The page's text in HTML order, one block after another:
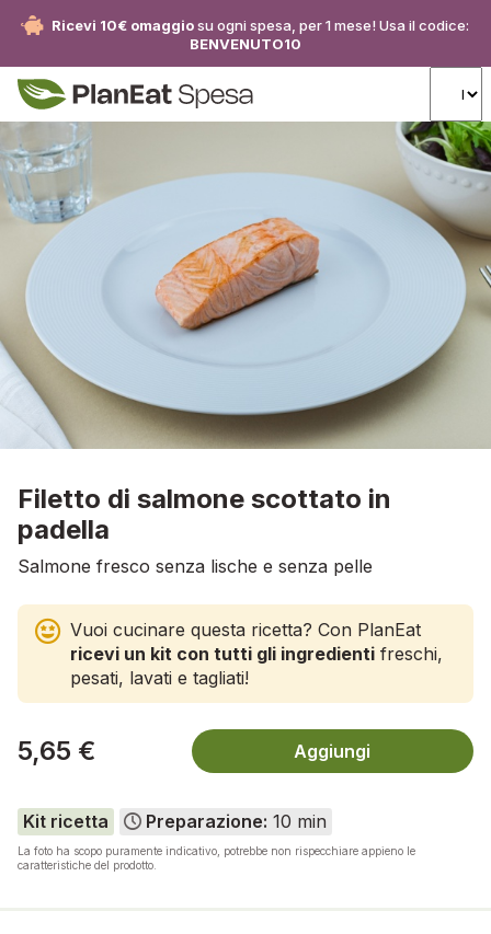
Ricevi 10€ omaggiosu ogni spesa, per 1 mese! Usa il codice:
BENVENUTO10
Filetto di salmone scottato in
padella
Salmone fresco senza lische e senza pelle
Vuoi cucinare questa ricetta? Con PlanEat
ricevi un kit con tutti gli ingredienti freschi,
pesati, lavati e tagliati!
5,65 € Aggiungi
Kit ricetta Preparazione: 10 min
La foto ha scopo puramente indicativo, potrebbe non rispecchiare appieno le
caratteristiche del prodotto.